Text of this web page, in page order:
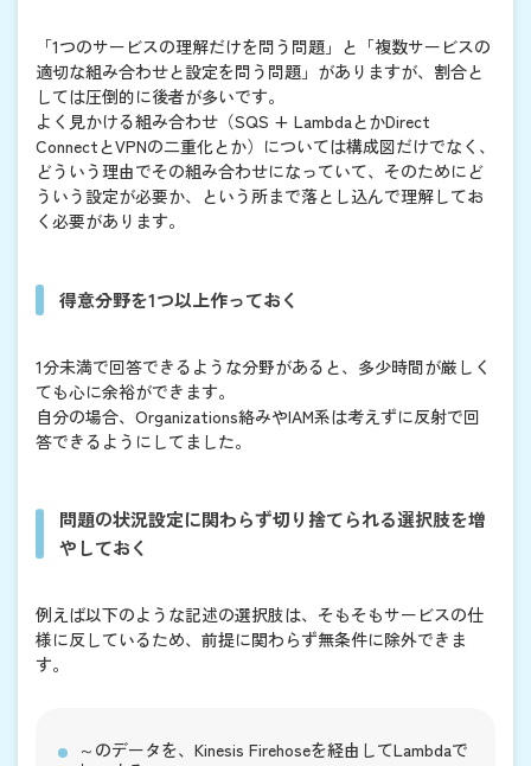
「1つのサービスの理解だけを問う問題」と「複数サービスの
適切な組み合わせと設定を問う問題」がありますが、割合と
しては圧倒的に後者が多いです。
よく見かける組み合わせ（SQS + LambdaとかDirect
ConnectとVPNの二重化とか）については構成図だけでなく、
どういう理由でその組み合わせになっていて、そのためにど
ういう設定が必要か、という所まで落とし込んで理解してお
く必要があります。
得意分野を1つ以上作っておく
1分未満で回答できるような分野があると、多少時間が厳しく
ても心に余裕ができます。
自分の場合、Organizations絡みやIAM系は考えずに反射で回
答できるようにしてました。
問題の状況設定に関わらず切り捨てられる選択肢を増
やしておく
例えば以下のような記述の選択肢は、そもそもサービスの仕
様に反しているため、前提に関わらず無条件に除外できま
す。
～のデータを、Kinesis Firehoseを経由してLambdaで